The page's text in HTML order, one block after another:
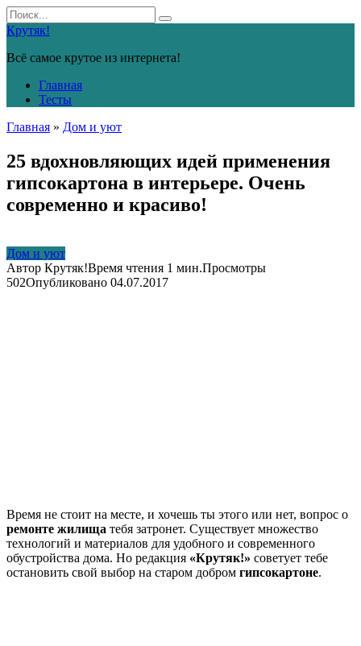
Перейти
к
контенту
Search
for:
Крутяк!
Всё самое крутое из интернета!
Главная
Тесты
Главная » Дом и уют
25 вдохновляющих идей применения
гипсокартона в интерьере. Очень
современно и красиво!
Дом и уют
Автор Крутяк!Время чтения 1 мин.Просмотры
502Опубликовано 04.07.2017
Время не стоит на месте, и хочешь ты этого или нет, вопрос о
ремонте жилища тебя затронет. Существует множество
технологий и материалов для удобного и современного
обустройства дома. Но редакция «Крутяк!» советует тебе
остановить свой выбор на старом добром гипсокартоне.